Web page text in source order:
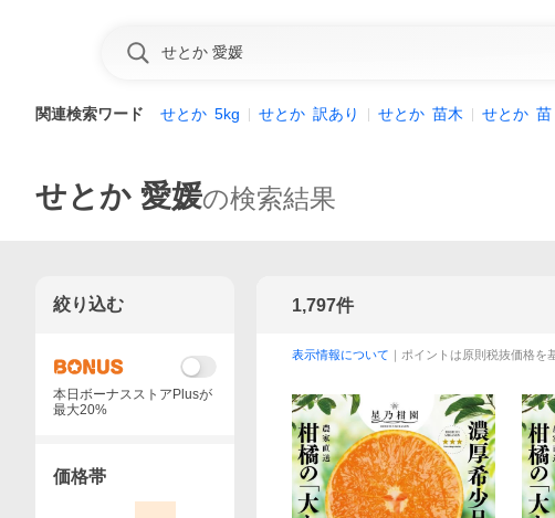
関連検索ワード せとか 5kg せとか 訳あり せとか 苗木 せとか 苗
せとか 愛媛の検索結果
1,797件
表示情報について ｜ポイントは原則税抜価格
絞り込む
本日ボーナスストアPlusが
最大20%
価格帯